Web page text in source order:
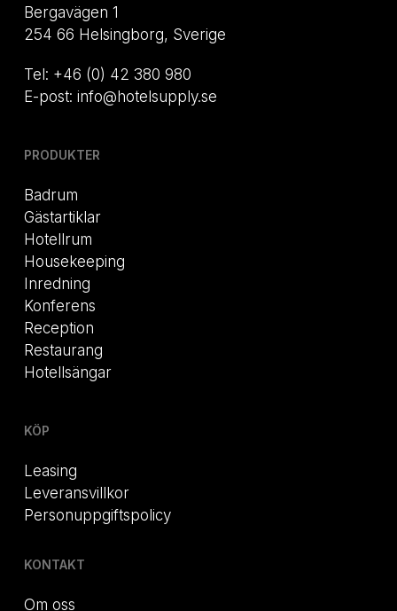
Bergavägen 1
254 66 Helsingborg, Sverige
Tel: +46 (0) 42 380 980
E-post: info@hotelsupply.se
PRODUKTER
Badrum
Gästartiklar
Hotellrum
Housekeeping
Inredning
Konferens
Reception
Restaurang
Hotellsängar
KÖP
Leasing
Leveransvillkor
Personuppgiftspolicy
KONTAKT
Om oss